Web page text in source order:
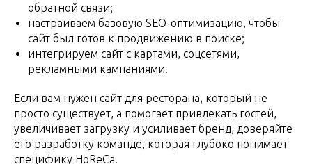
обратной связи;
настраиваем базовую SEO-оптимизацию, чтобы
сайт был готов к продвижению в поиске;
интегрируем сайт с картами, соцсетями,
рекламными кампаниями.
Если вам нужен сайт для ресторана, который не
просто существует, а помогает привлекать гостей,
увеличивает загрузку и усиливает бренд, доверяйте
его разработку команде, которая глубоко понимает
специфику HoReCa.